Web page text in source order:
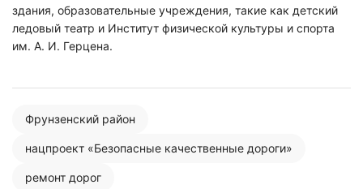
здания, образовательные учреждения, такие как детский
ледовый театр и Институт физической культуры и спорта
им. А. И. Герцена.
Фрунзенский район
нацпроект «Безопасные качественные дороги»
ремонт дорог